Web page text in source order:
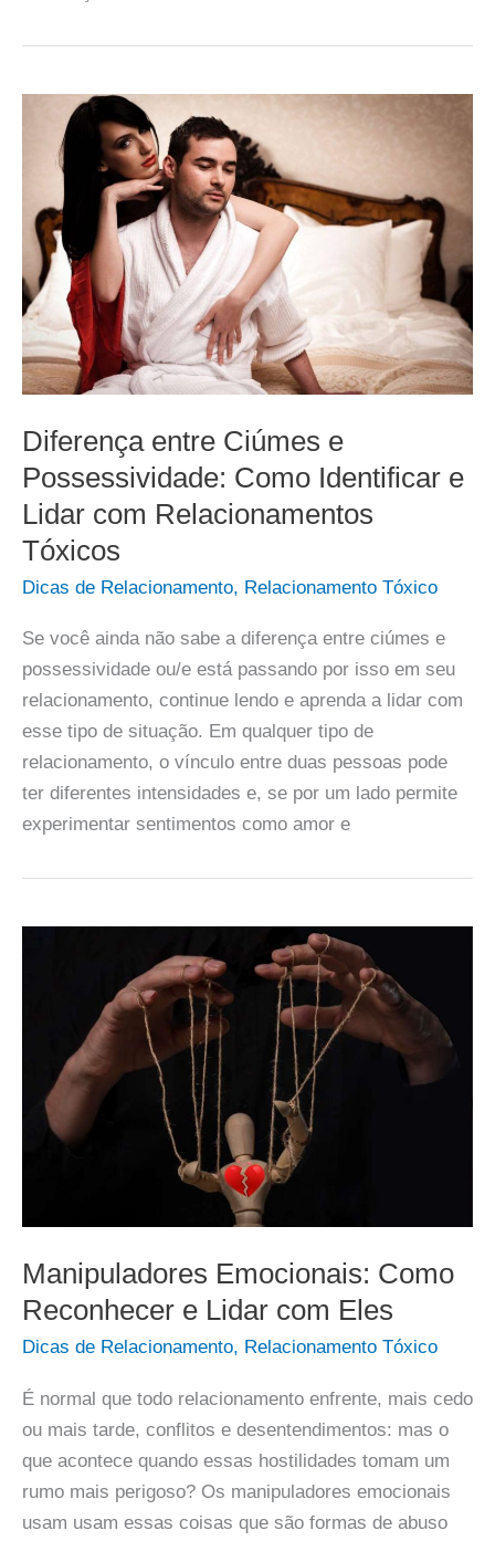
Diferença entre Ciúmes e
Possessividade: Como Identificar e
Lidar com Relacionamentos
Tóxicos
Dicas de Relacionamento, Relacionamento Tóxico
Se você ainda não sabe a diferença entre ciúmes e
possessividade ou/e está passando por isso em seu
relacionamento, continue lendo e aprenda a lidar com
esse tipo de situação. Em qualquer tipo de
relacionamento, o vínculo entre duas pessoas pode
ter diferentes intensidades e, se por um lado permite
experimentar sentimentos como amor e
Manipuladores Emocionais: Como
Reconhecer e Lidar com Eles
Dicas de Relacionamento, Relacionamento Tóxico
É normal que todo relacionamento enfrente, mais cedo
ou mais tarde, conflitos e desentendimentos: mas o
que acontece quando essas hostilidades tomam um
rumo mais perigoso? Os manipuladores emocionais
usam usam essas coisas que são formas de abuso